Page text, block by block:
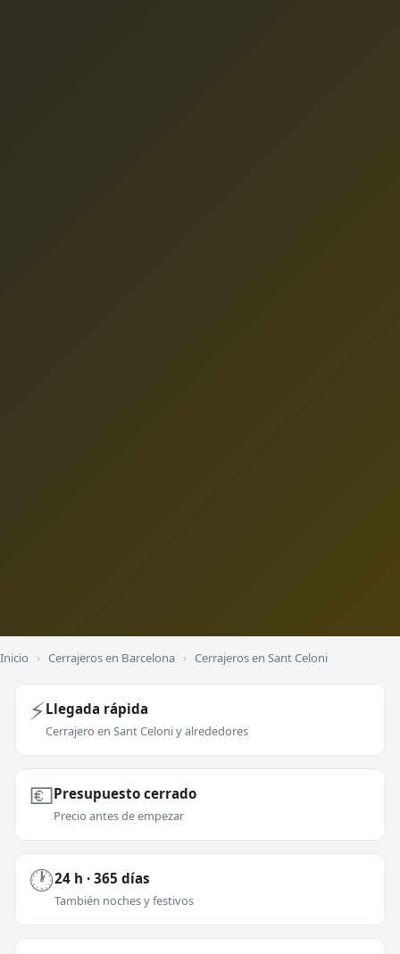
Inicio › Cerrajeros en Barcelona › Cerrajeros en Sant Celoni
⚡Llegada rápida
Cerrajero en Sant Celoni y alrededores
💶Presupuesto cerrado
Precio antes de empezar
🕐24 h · 365 días
También noches y festivos